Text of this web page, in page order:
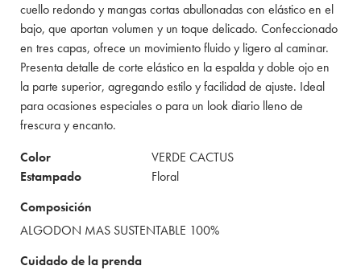
cuello redondo y mangas cortas abullonadas con elástico en el
bajo, que aportan volumen y un toque delicado. Confeccionado
en tres capas, ofrece un movimiento fluido y ligero al caminar.
Presenta detalle de corte elástico en la espalda y doble ojo en
la parte superior, agregando estilo y facilidad de ajuste. Ideal
para ocasiones especiales o para un look diario lleno de
frescura y encanto.
Color
VERDE CACTUS
Estampado
Floral
Composición
ALGODON MAS SUSTENTABLE 100%
Cuidado de la prenda